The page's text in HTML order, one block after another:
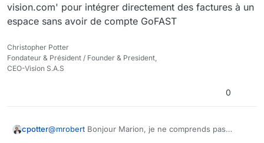
que l'émetteur y ait accès.
Transfert smtp à l'espace (Jérôme voit si c'est
réactivable)
Créer un espace extranet par "Organisme" pour
vision.com' pour intégrer directement des factures à un
espace sans avoir de compte GoFAST
Christopher Potter
Fondateur & Président / Founder & President,
CEO-Vision S.A.S
0
cpotter@mrobert Bonjour Marion, je ne comprends pas